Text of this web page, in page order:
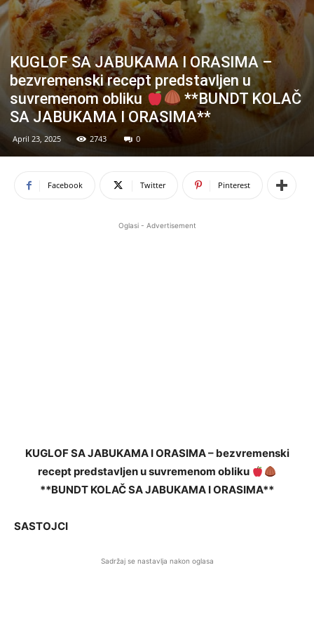
KUGLOF SA JABUKAMA I ORASIMA –
bezvremenski recept predstavljen u
suvremenom obliku
**BUNDT KOLAČ
SA JABUKAMA I ORASIMA**
April 23, 2025 2743 0
Facebook Twitter Pinterest
Oglasi - Advertisement
KUGLOF SA JABUKAMA I ORASIMA – bezvremenski
recept predstavljen u suvremenom obliku
**BUNDT KOLAČ SA JABUKAMA I ORASIMA**
SASTOJCI
Sadržaj se nastavlja nakon oglasa